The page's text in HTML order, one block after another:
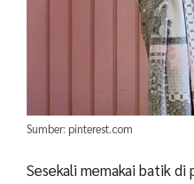
Sumber: pinterest.com
Sesekali memakai batik di